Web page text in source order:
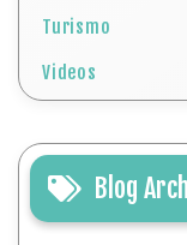
Turismo
Videos
Blog